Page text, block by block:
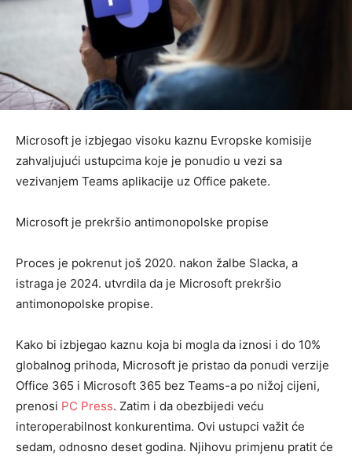
Microsoft je izbjegao visoku kaznu Evropske komisije
zahvaljujući ustupcima koje je ponudio u vezi sa
vezivanjem Teams aplikacije uz Office pakete.
Microsoft je prekršio antimonopolske propise
Proces je pokrenut još 2020. nakon žalbe Slacka, a
istraga je 2024. utvrdila da je Microsoft prekršio
antimonopolske propise.
Kako bi izbjegao kaznu koja bi mogla da iznosi i do 10%
globalnog prihoda, Microsoft je pristao da ponudi verzije
Office 365 i Microsoft 365 bez Teams-a po nižoj cijeni,
prenosi PC Press. Zatim i da obezbijedi veću
interoperabilnost konkurentima. Ovi ustupci važit će
sedam, odnosno deset godina. Njihovu primjenu pratit će